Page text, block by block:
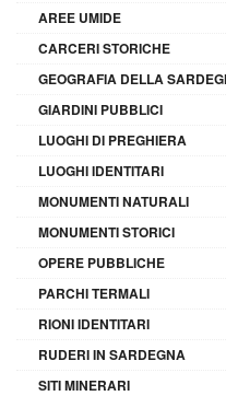
AREE UMIDE
CARCERI STORICHE
GEOGRAFIA DELLA
GIARDINI PUBBLICI
LUOGHI DI PREGHIERA
LUOGHI IDENTITARI
MONUMENTI NATURALI
MONUMENTI STORICI
OPERE PUBBLICHE
PARCHI TERMALI
RIONI IDENTITARI
RUDERI IN SARDEGNA
SITI MINERARI